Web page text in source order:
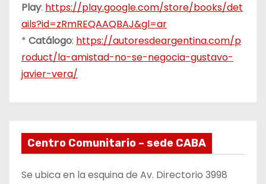
Play: https://play.google.com/store/books/det
ails?id=zRmREQAAQBAJ&gl=ar
* Catálogo: https://autoresdeargentina.com/p
roduct/la-amistad-no-se-negocia-gustavo-
javier-vera/
Centro Comunitario – sede CABA
Se ubica en la esquina de Av. Directorio 3998